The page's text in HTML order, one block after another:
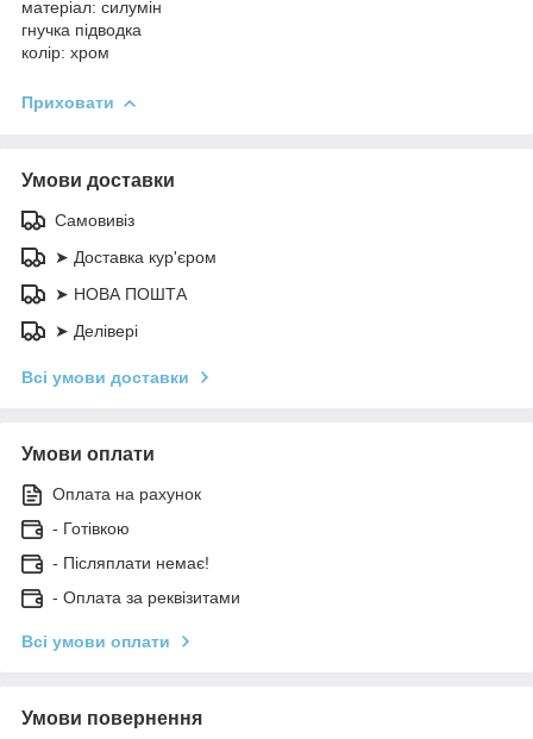
матеріал: силумін
гнучка підводка
колір: хром
Приховати
Умови доставки
Самовивіз
➤ Доставка кур'єром
➤ НОВА ПОШТА
➤ Делівері
Всі умови доставки
Умови оплати
Оплата на рахунок
- Готівкою
- Післяплати немає!
- Оплата за реквізитами
Всі умови оплати
Умови повернення